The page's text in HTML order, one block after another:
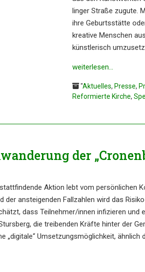
linger Straße zugute.
ihre Geburts­stät­te
kreati­ve Menschen
künst­le­risch
weiter­le­sen…
"Aktuelles, Presse,
Reformierte Kirche,
der
Aktion lebt vom persön­li­chen
der anstei­gen­den Fallzah­len wird das
dass Teilnehmer/​innen infizie­ren und
die treiben­den Kräfte hinter der
„digita­le“ Umset­zungs­mög­lich­keit,